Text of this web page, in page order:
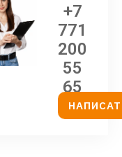
+7
771
200
55
65